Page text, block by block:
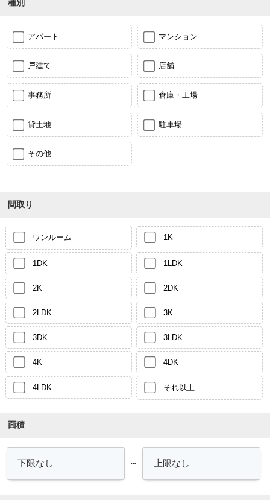
種別
アパート マンション
戸建て 店舗
事務所 倉庫・工場
貸土地 駐車場
その他
間取り
ワンルーム 1K
1DK 1LDK
2K 2DK
2LDK 3K
3DK 3LDK
4K 4DK
4LDK それ以上
面積
～